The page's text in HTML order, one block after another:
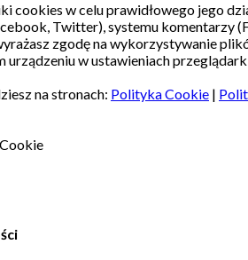
cookies w celu prawidłowego jego
Twitter), systemu komentarzy
zgodę na wykorzystywanie
urządzeniu w ustawieniach
na stronach: Polityka Cookie |